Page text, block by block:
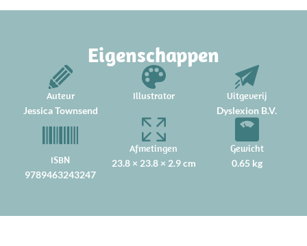
Eigenschappen
Auteur
Jessica Townsend
Illustrator Uitgeverij
Dyslexion B.V.
ISBN
9789463243247
Afmetingen
23.8 × 23.8 × 2.9 cm
Gewicht
0.65 kg